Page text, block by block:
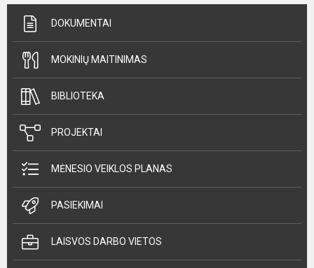
DOKUMENTAI
MOKINIŲ MAITINIMAS
BIBLIOTEKA
PROJEKTAI
MĖNESIO VEIKLOS PLANAS
PASIEKIMAI
LAISVOS DARBO VIETOS